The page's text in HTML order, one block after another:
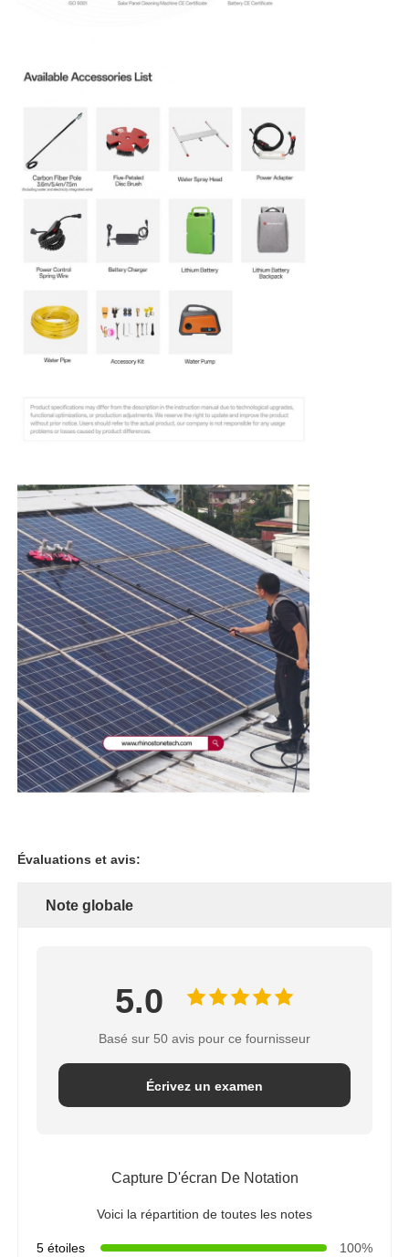
Évaluations et avis:
Note globale
5.0
Basé sur 50 avis pour ce fournisseur
Écrivez un examen
Capture D'écran De Notation
Voici la répartition de toutes les notes
5 étoiles
100%